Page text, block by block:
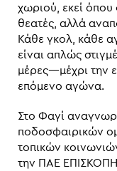
χωριού, εκεί όπου
θεατές, αλλά
Κάθε γκολ, κάθε
είναι απλώς
μέρες—μέχρι την
επόμενο αγώνα.
Στο Φαγί
ποδοσφαιρικών
τοπικών
την ΠΑΕ